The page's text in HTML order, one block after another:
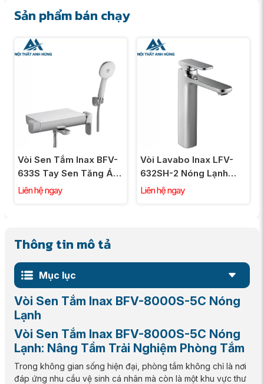
Sản phẩm bán chạy
Vòi Sen Tắm Inax BFV-
633S Tay Sen Tăng Áp
Nóng Lạnh
Liên hệ ngay
Vòi Lavabo Inax LFV-
632SH-2 Nóng Lạnh
Thân Cao Gồm Nút
Liên hệ ngay
Thông tin mô tả
Mục lục
Vòi Sen Tắm Inax BFV-8000S-5C Nóng
Lạnh
Vòi Sen Tắm Inax BFV-8000S-5C Nóng
Lạnh: Nâng Tầm Trải Nghiệm Phòng Tắm
Trong không gian sống hiện đại, phòng tắm không chỉ là nơi
đáp ứng nhu cầu vệ sinh cá nhân mà còn là một khu vực thư